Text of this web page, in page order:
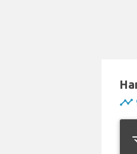
timeline